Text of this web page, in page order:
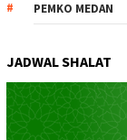
PEMKO MEDAN
JADWAL SHALAT